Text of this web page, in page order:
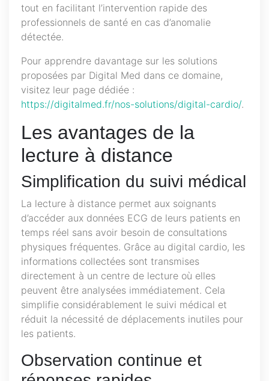
tout en facilitant l’intervention rapide des
professionnels de santé en cas d’anomalie
détectée.
Pour apprendre davantage sur les solutions
proposées par Digital Med dans ce domaine,
visitez leur page dédiée :
https://digitalmed.fr/nos-solutions/digital-cardio/.
Les avantages de la
lecture à distance
Simplification du suivi médical
La lecture à distance permet aux soignants
d’accéder aux données ECG de leurs patients en
temps réel sans avoir besoin de consultations
physiques fréquentes. Grâce au digital cardio, les
informations collectées sont transmises
directement à un centre de lecture où elles
peuvent être analysées immédiatement. Cela
simplifie considérablement le suivi médical et
réduit la nécessité de déplacements inutiles pour
les patients.
Observation continue et